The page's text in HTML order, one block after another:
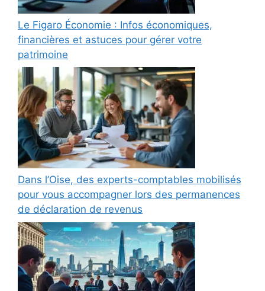
Le Figaro Économie : Infos économiques,
financières et astuces pour gérer votre
patrimoine
Dans l’Oise, des experts-comptables mobilisés
pour vous accompagner lors des permanences
de déclaration de revenus